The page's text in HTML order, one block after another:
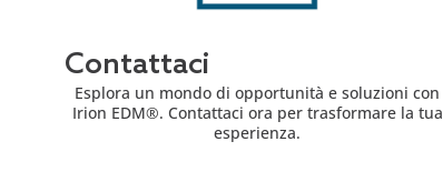
Contattaci
Esplora un mondo di opportunità e soluzioni con
Irion EDM®. Contattaci ora per trasformare la tua
esperienza.